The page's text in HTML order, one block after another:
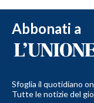
Abbonati a
Sfoglia il quotidiano
Tutte le notizie del